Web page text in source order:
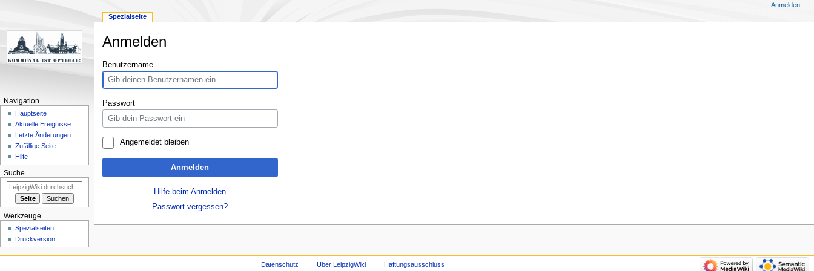
Anmelden
Zur
Navigation
springen
Zur
Suche
springen
Benutzername
Passwort
Angemeldet bleiben
Anmelden
Hilfe beim Anmelden
Passwort vergessen?
Spezialseite
Anmelden
Navigation
Hauptseite
Aktuelle Ereignisse
Letzte Änderungen
Zufällige Seite
Hilfe
Suche
Werkzeuge
Spezialseiten
Druckversion
Datenschutz Über LeipzigWiki Haftungsausschluss